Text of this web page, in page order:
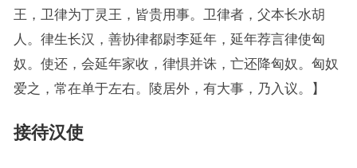
王，卫律为丁灵王，皆贵用事。卫律者，父本长水胡
人。律生长汉，善协律都尉李延年，延年荐言律使匈
奴。使还，会延年家收，律惧并诛，亡还降匈奴。匈奴
爱之，常在单于左右。陵居外，有大事，乃入议。】
接待汉使